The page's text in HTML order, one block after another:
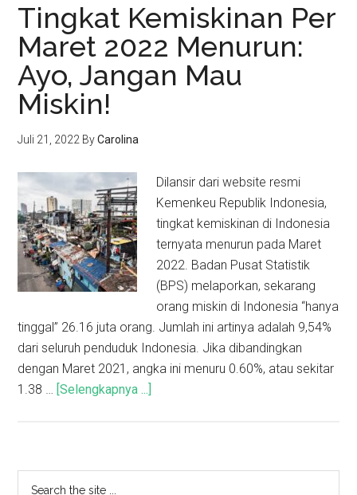
Tingkat Kemiskinan Per
Maret 2022 Menurun:
Ayo, Jangan Mau
Miskin!
Juli 21, 2022 ByCarolina
Dilansir dari website resmi
Kemenkeu Republik Indonesia,
tingkat kemiskinan di Indonesia
ternyata menurun pada Maret
2022. Badan Pusat Statistik
(BPS) melaporkan, sekarang
orang miskin di Indonesia “hanya
tinggal” 26.16 juta orang. Jumlah ini artinya adalah 9,54%
dari seluruh penduduk Indonesia. Jika dibandingkan
dengan Maret 2021, angka ini menuru 0.60%, atau sekitar
1.38 … [Selengkapnya ...]